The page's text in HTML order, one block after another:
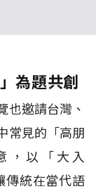
為題共創
也邀請台灣、
常見的「高朋
，以「大入
傳統在當代語